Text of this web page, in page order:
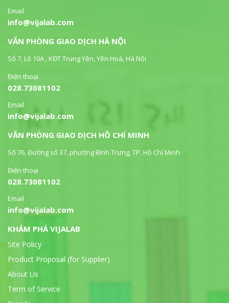
Email
info@vijalab.com
VĂN PHÒNG GIAO DỊCH HÀ NỘI
Số 7, Lô 10A , KĐT Trung Yên, Yên Hoà, Hà Nội
Điện thoại
028.73081102
Email
info@vijalab.com
VĂN PHÒNG GIAO DỊCH HỒ CHÍ MINH
Số 76, Đường số 37, phường Bình Trưng, TP. Hồ Chí Minh
Điện thoại
028.73081102
Email
info@vijalab.com
KHÁM PHÁ VIJALAB
Site Policy
Product Proposal (for Supplier)
About Us
Term of Service